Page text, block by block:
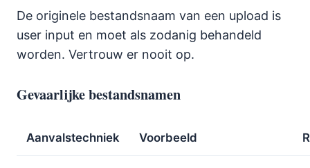
De originele bestandsnaam van een upload is
user input en moet als zodanig behandeld
worden. Vertrouw er nooit op.
Gevaarlijke bestandsnamen
Aanvalstechniek Voorbeeld